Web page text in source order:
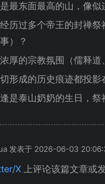
最东面最高的山，像似
历过多个帝王的封禅
）？
厚的宗教氛围（儒释道
形成的历史痕迹都投影
是泰山奶奶的生日，祭
发表于 2026-06-03
X 上评论该篇文章或